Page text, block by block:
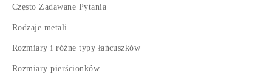
Często Zadawane Pytania
Rodzaje metali
Rozmiary i różne typy łańcuszków
Rozmiary pierścionków